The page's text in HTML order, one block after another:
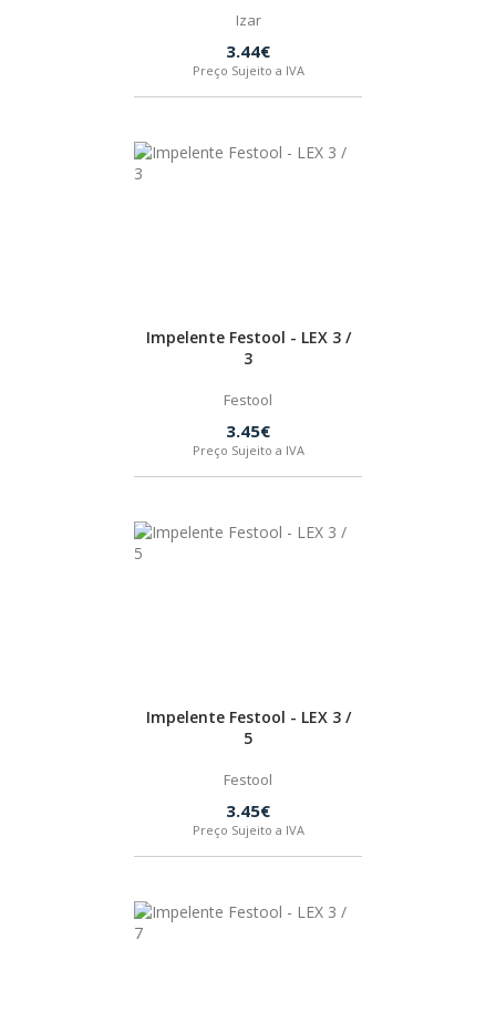
Izar
3.44€
Preço Sujeito a IVA
Impelente Festool - LEX 3 /
3
Festool
3.45€
Preço Sujeito a IVA
Impelente Festool - LEX 3 /
5
Festool
3.45€
Preço Sujeito a IVA